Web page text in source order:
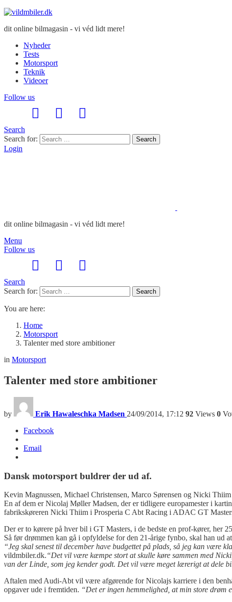
dit online bilmagasin - vi véd lidt mere!
Nyheder
Tests
Motorsport
Teknik
Videoer
Follow us
Search
Search for:
Search
Login
dit online bilmagasin - vi véd lidt mere!
Menu
Follow us
Search
Search for:
Search
You are here:
Home
Motorsport
Talenter med store ambitioner
in Motorsport
Talenter med store ambitioner
by Erik Hawaleschka Madsen 24/09/2014, 17:12 92 Views 0
Facebook
Email
Dansk motorsport buldrer der ud af.
Kevin Magnussen, Michael Christensen, Marco Sørensen og Nicki
En af dem er Nicolaj Møller Madsen, der er tidligere europamester i
fabrikskøreren Nicki Thiim i Prosperia C Abt Racing i ADAC GT
Der er to kørere på hver bil i GT Masters, i de bedste en prof-kører, her
Så før drømmen kan gå i opfyldelse for den 21-årige fynbo, skal han ud
“Jeg skal senest til december have budgettet på plads, så jeg kan være
vildmbiler.dk.“Det vil være kæmpe stort at skulle køre sammen med
van der Linde, som jeg kender godt. Det vil være meget lærerigt at dele
Aftalen med Audi-Abt vil være afgørende for Nicolajs karriere i den
opgaver ude i fremtiden. “Det er ingen hemmelighed, at min store drøm